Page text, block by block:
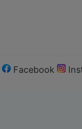
Facebook